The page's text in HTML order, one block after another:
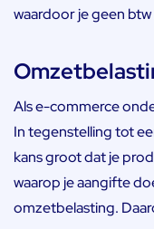
waardoor je geen
Als e-commerce
In tegenstelling tot
kans groot dat je
waarop je aangifte
omzetbelasting.